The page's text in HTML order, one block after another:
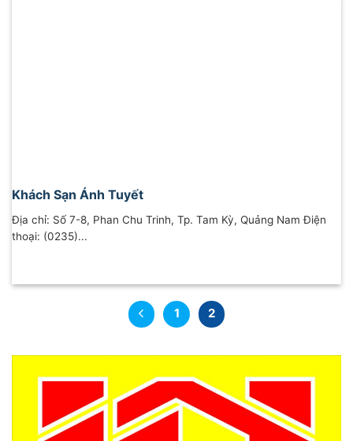
Khách Sạn Ánh Tuyết
Địa chỉ: Số 7-8, Phan Chu Trinh, Tp. Tam Kỳ, Quảng Nam Điện
thoại: (0235)...
1 2